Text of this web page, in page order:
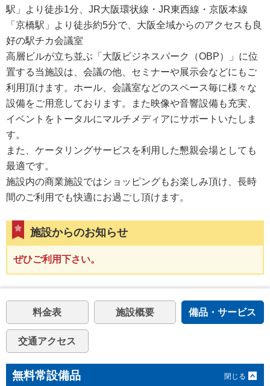
駅」より徒歩1分、JR大阪環状線・JR東西線・京阪本線
「京橋駅」より徒歩約5分で、大阪全域からのアクセスも良
好の駅チカ会議室
高層ビルが立ち並ぶ「大阪ビジネスパーク（OBP）」に位
置する当施設は、会議の他、セミナーや展示会などにもご
利用頂けます。ホール、会議室などのスペース毎に様々な
設備をご用意しております。また映像や音響設備も充実、
イベントをトータルにマルチメディアにサポートいたしま
す。
また、ケータリングサービスを利用した懇親会場としても
最適です。
施設内の商業施設ではショッピングもお楽しみ頂け、長時
間のご利用でも快適にお過ごし頂けます。
施設からのお知らせ
ぜひご利用下さい。
料金表 施設概要 備品・サービス
交通アクセス
無料常設備品